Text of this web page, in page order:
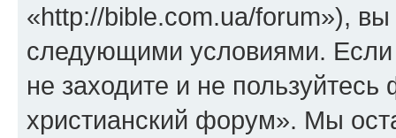
«http://bible.com.ua/forum»),
следующими условиями.
не заходите и не
христианский форум». Мы